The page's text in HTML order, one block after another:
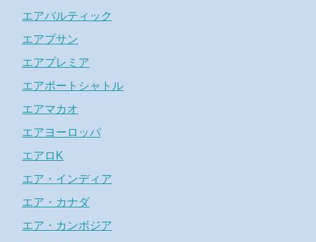
エアバルティック
エアプサン
エアプレミア
エアポートシャトル
エアマカオ
エアヨーロッパ
エアロK
エア・インディア
エア・カナダ
エア・カンボジア